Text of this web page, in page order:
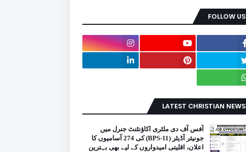
FOLLOW US
LATEST CHRISTIAN NEWS
آفس آف دی ملٹری اکاؤنٹنٹ جنرل میں
جونیئر آڈیٹر (BPS-11) کی 274 آسامیوں کا
اعلان، اقلیتی امیدواروں کے لیے بھی بہترین